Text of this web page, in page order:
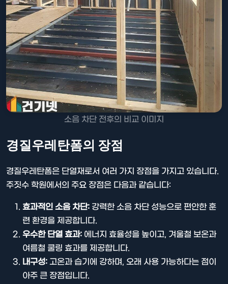
소음 차단 전후의 비교 이미지
경질우레탄폼의 장점
경질우레탄폼은 단열재로서 여러 가지 장점을 가지고 있습니다.
주짓수 학원에서의 주요 장점은 다음과 같습니다:
효과적인 소음 차단: 강력한 소음 차단 성능으로 편안한 훈
련 환경을 제공합니다.
우수한 단열 효과: 에너지 효율성을 높이고, 겨울철 보온과
여름철 쿨링 효과를 제공합니다.
내구성: 고온과 습기에 강하며, 오래 사용 가능하다는 점이
아주 큰 장점입니다.